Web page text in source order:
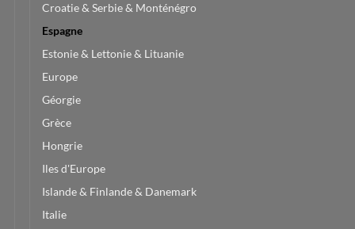
Croatie & Serbie & Monténégro
Espagne
Estonie & Lettonie & Lituanie
Europe
Géorgie
Grèce
Hongrie
Iles d'Europe
Islande & Finlande & Danemark
Italie